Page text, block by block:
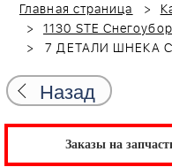
Главная страница
1130 STE
7 ДЕТАЛИ ШНЕКА
Назад
Заказы на